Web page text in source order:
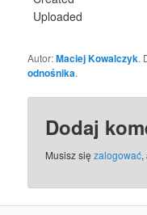
Uploaded
Autor:Maciej Kowalczyk.
odnośnika.
Dodaj
Musisz sięzalogować,